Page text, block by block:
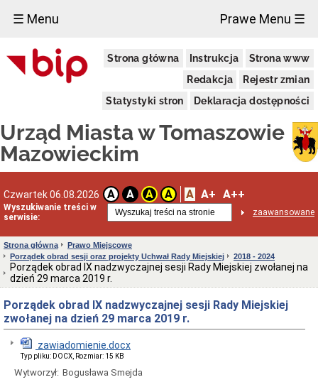
☰ Menu Prawe Menu ☰
Strona główna Instrukcja
Strona www
Redakcja
Rejestr zmian
Statystyki stron
Deklaracja dostępności
Urząd Miasta w Tomaszowie
Mazowieckim
Czwartek 06.08.2026 A A A A A A+ A++
Wyszukiwanie treści w
serwisie:
zaawansowane
Miasto
Pieczęcie
Granice
miasta
Statut
Miasta
Władze
Miasta
Prezydent
zastępcy
Rada
Miejska
2024-
Prezydium
Rady
Miejskiej
Dyżury
Biurze
Strona główna
Prawo Miejscowe
Porządek obrad sesji oraz projekty Uchwał Rady Miejskiej
2018 - 2024
Porządek obrad IX nadzwyczajnej sesji Rady Miejskiej zwołanej na
dzień 29 marca 2019 r.
Porządek obrad IX nadzwyczajnej sesji Rady Miejskiej
zwołanej na dzień 29 marca 2019 r.
zawiadomienie.docx
Typ pliku: DOCX, Rozmiar: 15 KB
Wytworzył: Bogusława Smejda
×